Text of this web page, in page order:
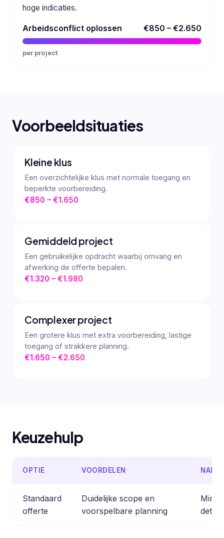
hoge indicaties.
Arbeidsconflict oplossen €850 – €2.650
per project
Voorbeeldsituaties
Kleine klus
Een overzichtelijke klus met normale toegang en
beperkte voorbereiding.
€850 – €1.650
Gemiddeld project
Een gebruikelijke opdracht waarbij omvang en
afwerking de offerte bepalen.
€1.320 – €1.980
Complexer project
Een grotere klus met extra voorbereiding, lastige
toegang of strakkere planning.
€1.650 – €2.650
Keuzehulp
OPTIE VOORDELEN
Standaard
offerte
Duidelijke scope en
voorspelbare planning